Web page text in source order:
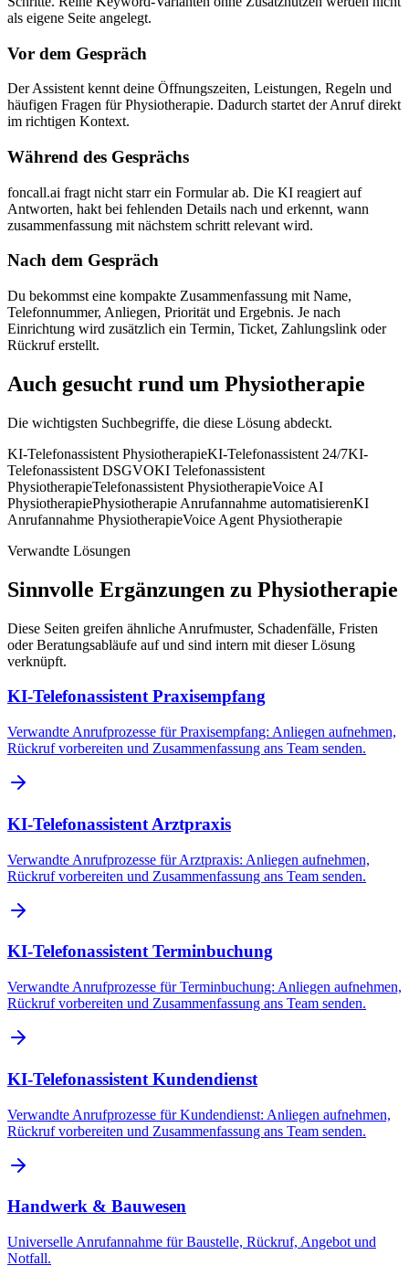
als eigene Seite angelegt.
Vor dem Gespräch
Der Assistent kennt deine Öffnungszeiten, Leistungen, Regeln und
häufigen Fragen für Physiotherapie. Dadurch startet der Anruf direkt
im richtigen Kontext.
Während des Gesprächs
foncall.ai fragt nicht starr ein Formular ab. Die KI reagiert auf
Antworten, hakt bei fehlenden Details nach und erkennt, wann
zusammenfassung mit nächstem schritt relevant wird.
Nach dem Gespräch
Du bekommst eine kompakte Zusammenfassung mit Name,
Telefonnummer, Anliegen, Priorität und Ergebnis. Je nach
Einrichtung wird zusätzlich ein Termin, Ticket, Zahlungslink oder
Rückruf erstellt.
Auch gesucht rund um Physiotherapie
Die wichtigsten Suchbegriffe, die diese Lösung abdeckt.
KI-Telefonassistent PhysiotherapieKI-Telefonassistent 24/7KI-
Telefonassistent DSGVOKI Telefonassistent
PhysiotherapieTelefonassistent PhysiotherapieVoice AI
PhysiotherapiePhysiotherapie Anrufannahme automatisierenKI
Anrufannahme PhysiotherapieVoice Agent Physiotherapie
Verwandte Lösungen
Sinnvolle Ergänzungen zu Physiotherapie
Diese Seiten greifen ähnliche Anrufmuster, Schadenfälle, Fristen
oder Beratungsabläufe auf und sind intern mit dieser Lösung
verknüpft.
KI-Telefonassistent Praxisempfang
Verwandte Anrufprozesse für Praxisempfang: Anliegen aufnehmen,
Rückruf vorbereiten und Zusammenfassung ans Team senden.
KI-Telefonassistent Arztpraxis
Verwandte Anrufprozesse für Arztpraxis: Anliegen aufnehmen,
Rückruf vorbereiten und Zusammenfassung ans Team senden.
KI-Telefonassistent Terminbuchung
Verwandte Anrufprozesse für Terminbuchung: Anliegen aufnehmen,
Rückruf vorbereiten und Zusammenfassung ans Team senden.
KI-Telefonassistent Kundendienst
Verwandte Anrufprozesse für Kundendienst: Anliegen aufnehmen,
Rückruf vorbereiten und Zusammenfassung ans Team senden.
Handwerk & Bauwesen
Universelle Anrufannahme für Baustelle, Rückruf, Angebot und
Notfall.